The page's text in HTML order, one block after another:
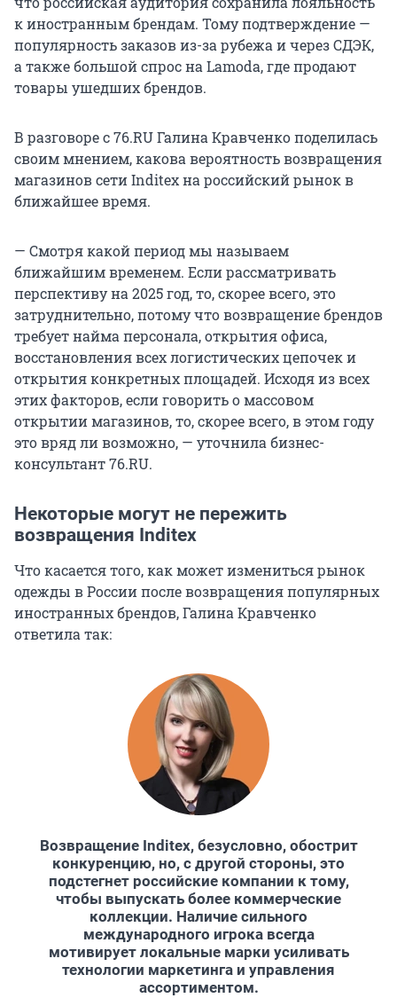
к иностранным брендам. Тому подтверждение —
популярность заказов из-за рубежа и через СДЭК,
а также большой спрос на Lamoda, где продают
товары ушедших брендов.
В разговоре c 76.RU Галина Кравченко поделилась
своим мнением, какова вероятность возвращения
магазинов сети Inditex на российский рынок в
ближайшее время.
— Смотря какой период мы называем
ближайшим временем. Если рассматривать
перспективу на 2025 год, то, скорее всего, это
затруднительно, потому что возвращение брендов
требует найма персонала, открытия офиса,
восстановления всех логистических цепочек и
открытия конкретных площадей. Исходя из всех
этих факторов, если говорить о массовом
открытии магазинов, то, скорее всего, в этом году
это вряд ли возможно, — уточнила бизнес-
консультант 76.RU.
Некоторые могут не пережить
возвращения Inditex
Что касается того, как может измениться рынок
одежды в России после возвращения популярных
иностранных брендов, Галина Кравченко
ответила так:
Возвращение Inditex, безусловно, обострит
конкуренцию, но, с другой стороны, это
подстегнет российские компании к тому,
чтобы выпускать более коммерческие
коллекции. Наличие сильного
международного игрока всегда
мотивирует локальные марки усиливать
технологии маркетинга и управления
ассортиментом.